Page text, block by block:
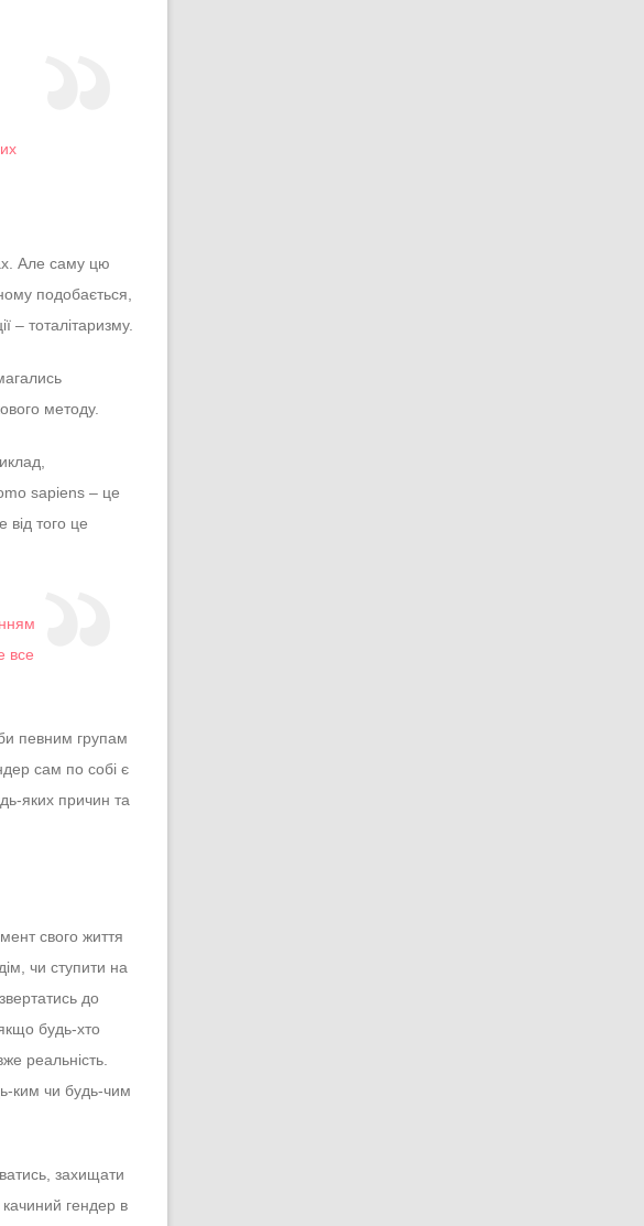
Але саму цю
подобається,
– тоталітаризму.
методу.
sapiens – це
від того це
все
певним групам
сам по собі є
яких причин та
свого життя
чи ступити на
до
будь-хто
реальність.
ким чи будь-чим
захищати
гендер в